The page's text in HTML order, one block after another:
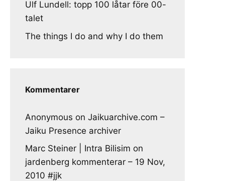
Ulf Lundell: topp 100 låtar före 00-
talet
The things I do and why I do them
Kommentarer
Anonymous on Jaikuarchive.com –
Jaiku Presence archiver
Marc Steiner | Intra Bilisim on
jardenberg kommenterar – 19 Nov,
2010 #jjk